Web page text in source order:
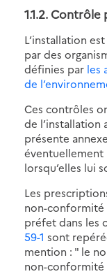
1.1.2.
L’installation
par des
définies par les
de
Ces contrôles
de l’installation
présente
lorsqu’elles lui
Les
non-conformité
préfet dans les
59-1 sont
mention : " le
non-conformité